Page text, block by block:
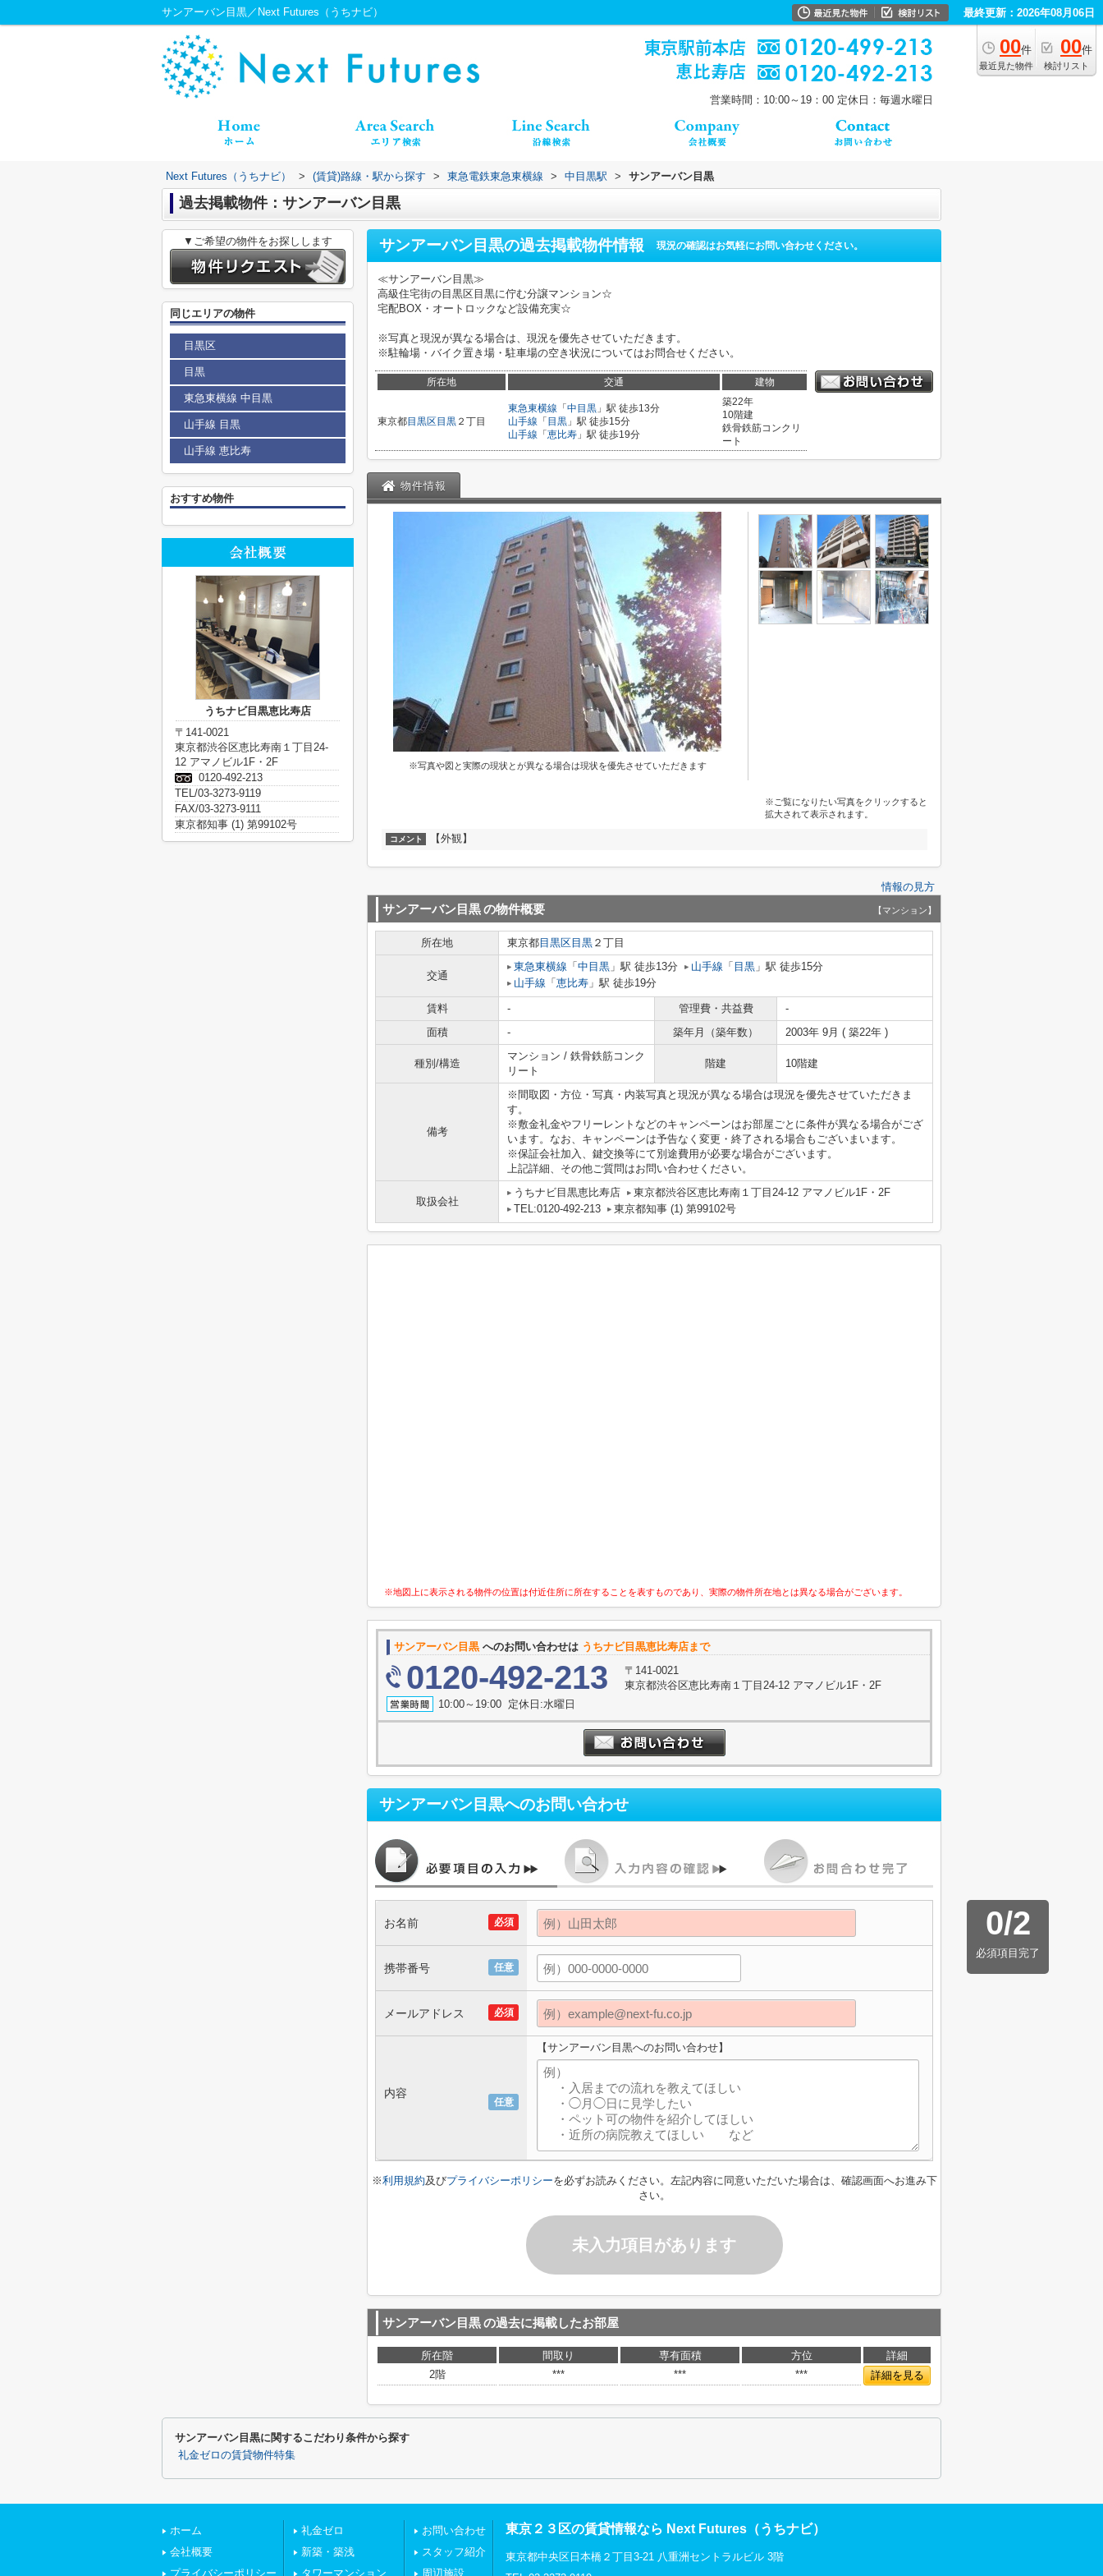
サンアーバン目黒／Next Futures（うちナビ） 最終更新：2026年08月06日
00件
最近見た物件
00件
検討リスト
営業時間：10:00～19：00 定休日：毎週水曜日
Next Futures（うちナビ） > (賃貸)路線・駅から探す > 東急電鉄東急東横線 > 中目黒駅 > サンアーバン目黒
過去掲載物件：サンアーバン目黒
サンアーバン目黒の過去掲載物件情報 現況の確認はお気軽にお問い合わせください。
≪サンアーバン目黒≫
高級住宅街の目黒区目黒に佇む分譲マンション☆
宅配BOX・オートロックなど設備充実☆
※写真と現況が異なる場合は、現況を優先させていただきます。
※駐輪場・バイク置き場・駐車場の空き状況についてはお問合せください。
所在地 交通 建物
東京都目黒区 目黒 ２丁目
東急東横線 「 中目黒 」駅 徒歩13分
山手線 「 目黒 」駅 徒歩15分
山手線 「 恵比寿 」駅 徒歩19分
築22年
10階建
鉄骨鉄筋コンクリ
ート
物件情報
※写真や図と実際の現状とが異なる場合は現状を優先させていただきます
※ご覧になりたい写真をクリックすると
拡大されて表示されます。
コメント 【外観】
情報の見方
サンアーバン目黒の物件概要 【マンション】
所在地 東京都目黒区目黒 ２丁目
交通
東急東横線 「 中目黒 」駅 徒歩13分 山手線 「 目黒 」駅 徒歩15分
山手線 「 恵比寿 」駅 徒歩19分
賃料 - 管理費・共益費
-
面積
- 築年月（築年数） 2003年 9月 ( 築22年 )
種別/構造
マンション / 鉄骨鉄筋コンク
リート
階建 10階建
備考
※間取図・方位・写真・内装写真と現況が異なる場合は現況を優先させていただきま
す。
※敷金礼金やフリーレントなどのキャンペーンはお部屋ごとに条件が異なる場合がござ
います。なお、キャンペーンは予告なく変更・終了される場合もございまいます。
※保証会社加入、鍵交換等にて別途費用が必要な場合がございます。
上記詳細、その他ご質問はお問い合わせください。
取扱会社
うちナビ目黒恵比寿店
東京都渋谷区恵比寿南１丁目24-12 アマノビル1F・2F
TEL:0120-492-213
東京都知事 (1) 第99102号
※地図上に表示される物件の位置は付近住所に所在することを表すものであり、実際の物件所在地とは異なる場合がございます。
サンアーバン目黒 へのお問い合わせは うちナビ目黒恵比寿店まで
0120-492-213
〒141-0021
東京都渋谷区恵比寿南１丁目24-12 アマノビル1F・2F
10:00～19:00 定休日:水曜日
サンアーバン目黒へのお問い合わせ
0/2
必須項目完了
必須
お名前
任意
携帯番号
必須
メールアドレス
任意
内容
【サンアーバン目黒へのお問い合わせ】
※利用規約及びプライバシーポリシーを必ずお読みください。左記内容に同意いただいた場合は、確認画面へお進み下
さい。
未入力項目があります
サンアーバン目黒の過去に掲載したお部屋
所在階 間取り 専有面積 方位
詳細
2階
*** *** *** 詳細を見る
▼ご希望の物件をお探しします
同じエリアの物件
目黒区
目黒
東急東横線 中目黒
山手線 目黒
山手線 恵比寿
おすすめ物件
うちナビ目黒恵比寿店
〒141-0021
東京都渋谷区恵比寿南１丁目24-
12 アマノビル1F・2F
0120-492-213
TEL/03-3273-9119
FAX/03-3273-9111
東京都知事 (1) 第99102号
サンアーバン目黒に関するこだわり条件から探す
礼金ゼロの賃貸物件特集
ホーム
会社概要
プライバシーポリシー
礼金ゼロ
新築・築浅
タワーマンション
お問い合わせ
スタッフ紹介
周辺施設
東京２３区の賃貸情報なら Next Futures（うちナビ）
東京都中央区日本橋２丁目3-21 八重洲セントラルビル 3階